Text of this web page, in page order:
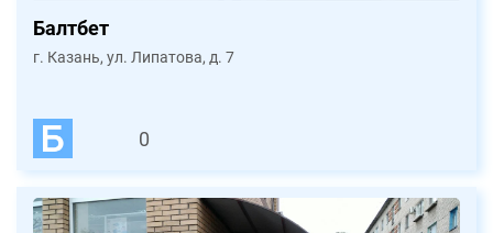
Балтбет
г. Казань, ул. Липатова, д. 7
0